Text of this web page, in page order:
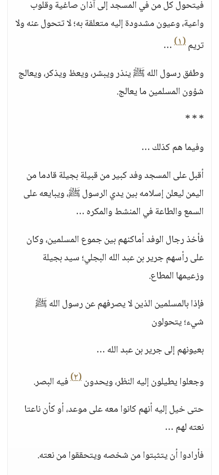
فيتحول كل من في المسجد إلى آذان صاغية وقلوب
واعية، وعيون مشدودة إليه متعلقة به؛ لا تتحول عنه ولا
تريم(١)
…
وطفق رسول الله ﷺ ينذر ويبشر، ويعظ ويذكر، ويعالج
شؤون المسلمين ما يعالج.
* * *
وفيما هم كذلك …
أقبل على المسجد وفد كبير من قبيلة بجيلة قادما من
اليمن ليعلن إسلامه بين يدي الرسول ﷺ، ويبايعه على
السمع والطاعة في المنشط والمكره …
فأخذ رجال الوفد أماكنهم بين جموع المسلمين، وكان
على رأسهم جرير بن عبد الله البجلي؛ سيد بجيلة
وزعيمها المطاع.
فإذا بالمسلمين الذين لا يصرفهم عن رسول الله ﷺ
شيء؛ يتحولون
بعيونهم إلى جرير بن عبد الله …
وجعلوا يطيلون إليه النظر، ويحدون(٢)
فيه البصر.
حتى خيل إليه أنهم كانوا معه على موعد، أو كأن ناعتا
نعته لهم …
فأرادوا أن يتثبتوا من شخصه ويتحققوا من نعته.